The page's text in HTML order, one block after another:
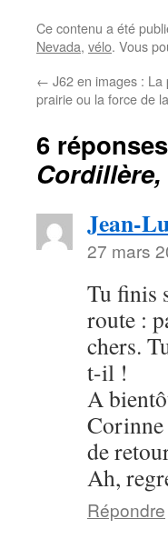
Ce contenu a été
Nevada, vélo. Vous
← J62 en images : La
prairie ou la force de
6
Jean-
27 mars
Tu finis
route :
chers.
t-il !
A
Corinne
de
Ah,
Répondre